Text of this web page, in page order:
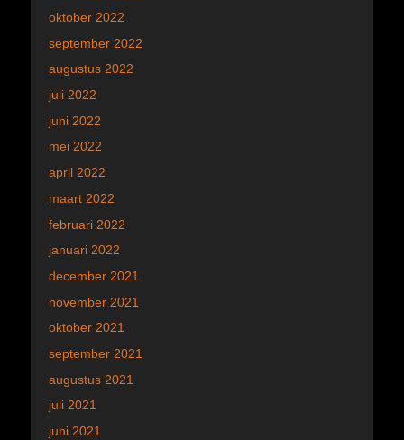
oktober 2022
september 2022
augustus 2022
juli 2022
juni 2022
mei 2022
april 2022
maart 2022
februari 2022
januari 2022
december 2021
november 2021
oktober 2021
september 2021
augustus 2021
juli 2021
juni 2021